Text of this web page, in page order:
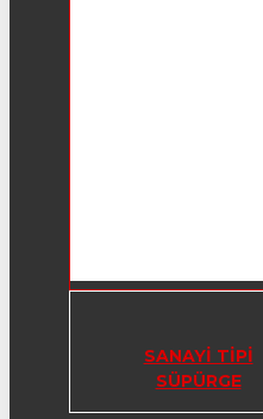
SANAYI TIPI
SÜPÜRGE